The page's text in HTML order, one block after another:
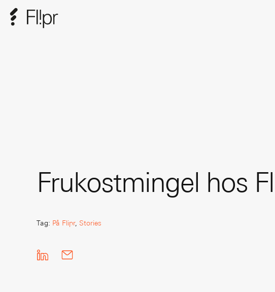
Frukostmingel hos
Tag: På Flipr, Stories